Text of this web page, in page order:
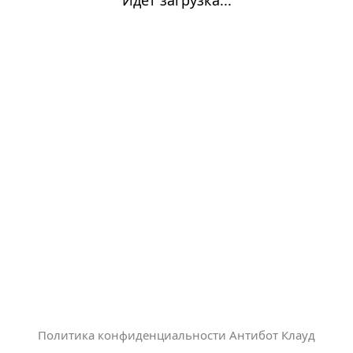
Политика конфиденциальности Антибот Клауд